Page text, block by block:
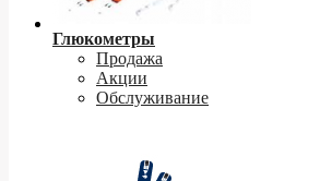
Глюкометры
Продажа
Акции
Обслуживание